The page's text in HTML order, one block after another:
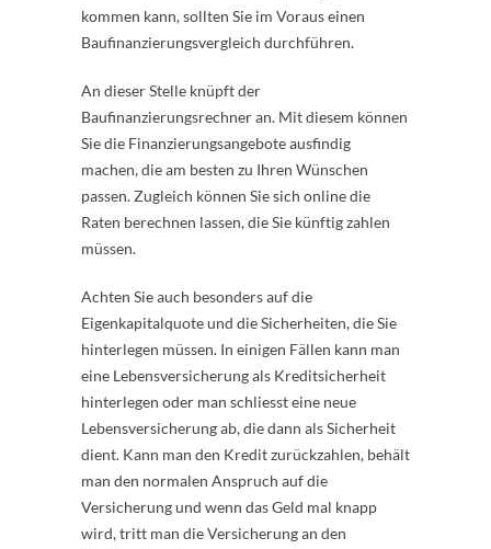
kommen kann, sollten Sie im Voraus einen
Baufinanzierungsvergleich durchführen.
An dieser Stelle knüpft der
Baufinanzierungsrechner an. Mit diesem können
Sie die Finanzierungsangebote ausfindig
machen, die am besten zu Ihren Wünschen
passen. Zugleich können Sie sich online die
Raten berechnen lassen, die Sie künftig zahlen
müssen.
Achten Sie auch besonders auf die
Eigenkapitalquote und die Sicherheiten, die Sie
hinterlegen müssen. In einigen Fällen kann man
eine Lebensversicherung als Kreditsicherheit
hinterlegen oder man schliesst eine neue
Lebensversicherung ab, die dann als Sicherheit
dient. Kann man den Kredit zurückzahlen, behält
man den normalen Anspruch auf die
Versicherung und wenn das Geld mal knapp
wird, tritt man die Versicherung an den